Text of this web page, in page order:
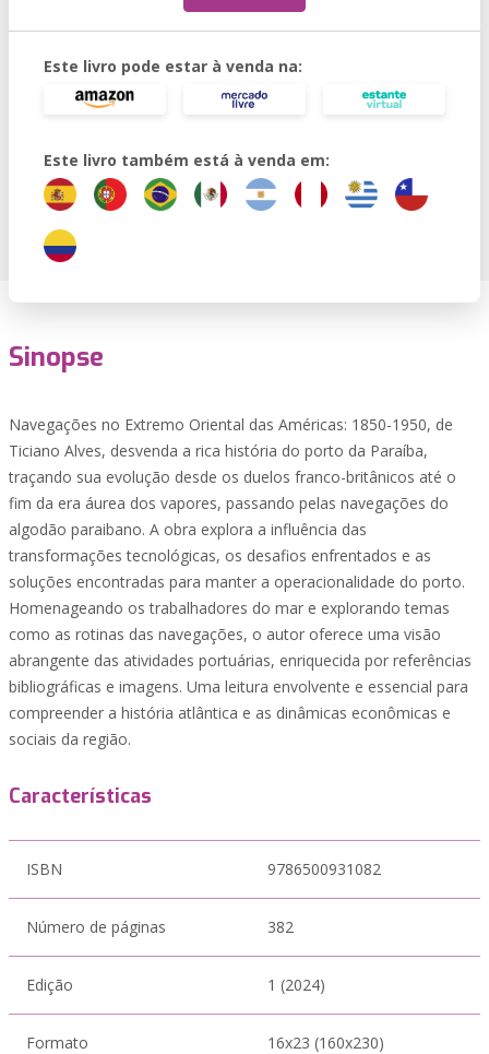
Este livro pode estar à venda na:
Este livro também está à venda em:
Sinopse
Navegações no Extremo Oriental das Américas: 1850-1950, de
Ticiano Alves, desvenda a rica história do porto da Paraíba,
traçando sua evolução desde os duelos franco-britânicos até o
fim da era áurea dos vapores, passando pelas navegações do
algodão paraibano. A obra explora a influência das
transformações tecnológicas, os desafios enfrentados e as
soluções encontradas para manter a operacionalidade do porto.
Homenageando os trabalhadores do mar e explorando temas
como as rotinas das navegações, o autor oferece uma visão
abrangente das atividades portuárias, enriquecida por referências
bibliográficas e imagens. Uma leitura envolvente e essencial para
compreender a história atlântica e as dinâmicas econômicas e
sociais da região.
Características
ISBN 9786500931082
Número de páginas 382
Edição 1 (2024)
Formato 16x23 (160x230)